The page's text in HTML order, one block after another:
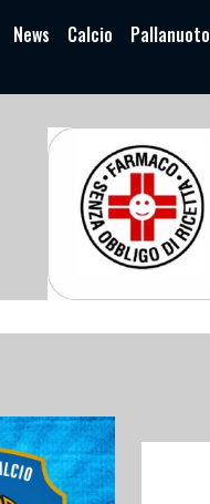
News Calcio Pallanuoto